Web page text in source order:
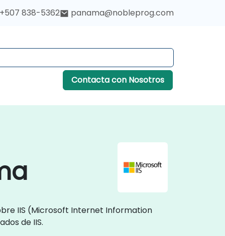
+507 838-5362 panama@nobleprog.com
Contacta con Nosotros
IIS (Microsoft Internet Information
de IIS.